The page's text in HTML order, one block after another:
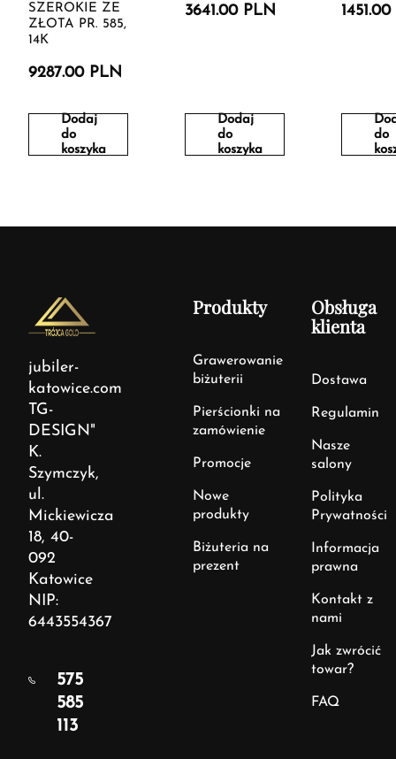
SZEROKIE ZE
ZŁOTA PR. 585,
14K
9287.00 PLN
Dodaj
do
koszyka
3641.00 PLN
Dodaj
do
koszyka
do
jubiler-
katowice.com
TG-
DESIGN"
K.
Szymczyk,
ul.
Mickiewicza
18, 40-
092
Katowice
NIP:
6443554367
575
585
113
Produkty
Grawerowanie
biżuterii
Pierścionki na
zamówienie
Promocje
Nowe
produkty
Biżuteria na
prezent
Obsługa
klienta
Dostawa
Regulamin
Nasze
salony
Polityka
Prywatności
Informacja
prawna
Kontakt z
nami
Jak zwrócić
towar?
FAQ